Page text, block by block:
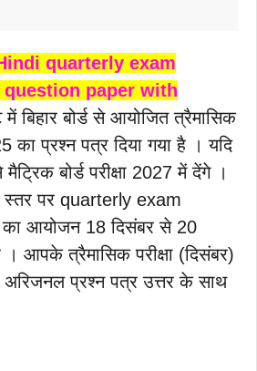
quarterly exam
question paper with
बिहार बोर्ड से आयोजित त्रैमासिक
का प्रश्न पत्र दिया गया है । यदि
बोर्ड परीक्षा 2027 में देंगे ।
पर quarterly exam
आयोजन 18 दिसंबर से 20
। आपके त्रैमासिक परीक्षा (दिसंबर)
अरिजनल प्रश्न पत्र उत्तर के साथ